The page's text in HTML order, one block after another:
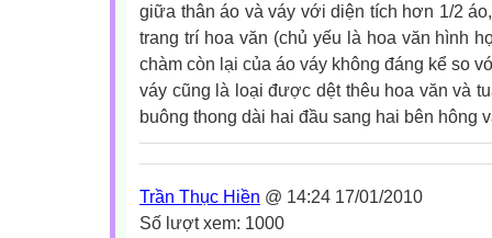
giữa thân áo và váy với diện tích hơn 1/2
trang trí hoa văn (chủ yếu là hoa văn hình
chàm còn lại của áo váy không đáng kể so
váy cũng là loại được dệt thêu hoa văn và
buông thong dài hai đầu sang hai bên hông
Trần Thục Hiền @ 14:24 17/01/2010
Số lượt xem: 1000